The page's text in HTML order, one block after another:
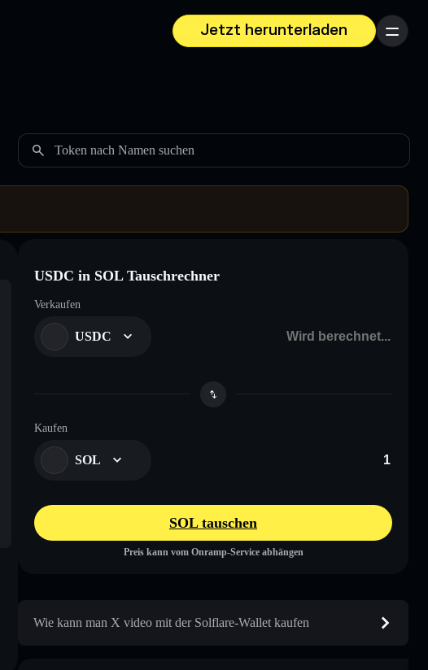
Jetzt herunterladen
Menü
Token nach Namen suchen
USDC in SOL Tauschrechner
Verkaufen
USDC
Kaufen
SOL
SOL tauschen
Preis kann vom Onramp-Service abhängen
Wie kann man X video mit der Solflare-Wallet kaufen